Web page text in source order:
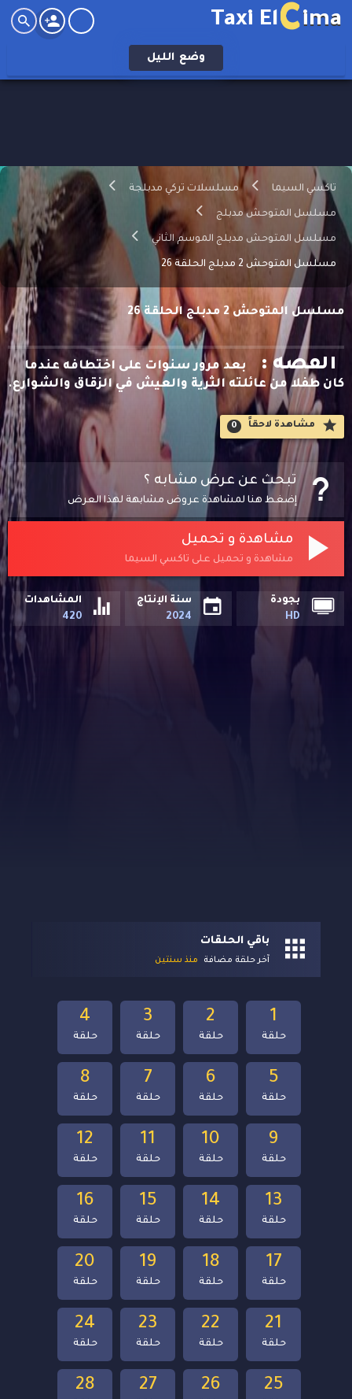
Taxi ElCima
وضع الليل
تاكسي السيما مسلسلات تركي مدبلجة
مسلسل المتوحش مدبلج
مسلسل المتوحش مدبلج الموسم الثاني
مسلسل المتوحش 2 مدبلج الحلقة 26
مسلسل المتوحش 2 مدبلج الحلقة 26
القصه :
بعد مرور سنوات على اختطافه عندما
كان طفلا من عائلته الثرية والعيش في الزقاق والشوارع.
مشاهدة لاحقاََ 0
تبحث عن عرض مشابه ؟
إضغط هنا لمشاهدة عروض مشابهة لهذا العرض
مشاهدة و تحميل
مشاهدة و تحميل على تاكسي السيما
بجودة
HD
سنة الإنتاج
2024
المشاهدات
420
باقي الحلقات
آخر حلقة مضافة منذ سنتين
28 27 26 25
24
حلقة
23
حلقة
22
حلقة
21
حلقة
20
حلقة
19
حلقة
18
حلقة
17
حلقة
16
حلقة
15
حلقة
14
حلقة
13
حلقة
12
حلقة
11
حلقة
10
حلقة
9
حلقة
8
حلقة
7
حلقة
6
حلقة
5
حلقة
4
حلقة
3
حلقة
2
حلقة
1
حلقة